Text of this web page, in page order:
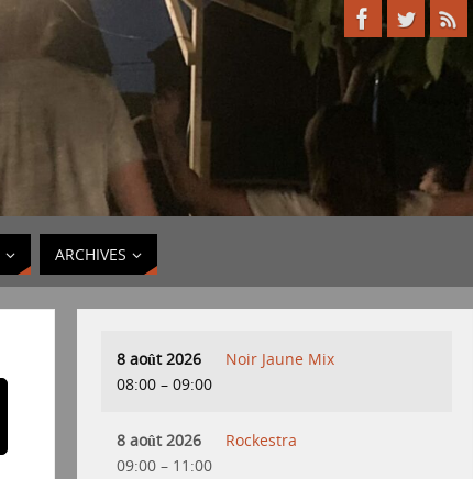
ARCHIVES
8 août 2026
08:00 – 09:00
Noir Jaune Mix
8 août 2026
09:00 – 11:00
Rockestra